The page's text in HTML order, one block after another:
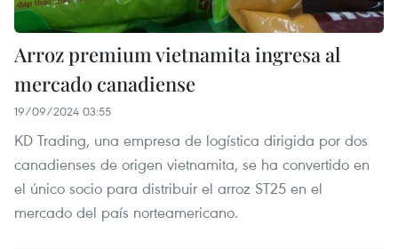
Arroz premium vietnamita ingresa al
mercado canadiense
19/09/2024 03:55
KD Trading, una empresa de logística dirigida por dos
canadienses de origen vietnamita, se ha convertido en
el único socio para distribuir el arroz ST25 en el
mercado del país norteamericano.